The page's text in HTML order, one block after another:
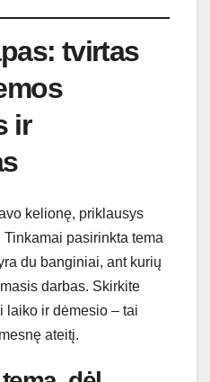
tvirtas
ir
kelionę, priklausys
pasirinkta tema
du banginiai, ant kurių
darbas. Skirkite
laiko ir dėmesio – tai
ateitį.